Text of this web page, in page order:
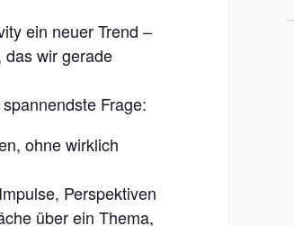
ein neuer Trend –
wir gerade
Frage:
ohne wirklich
Perspektiven
über ein Thema,